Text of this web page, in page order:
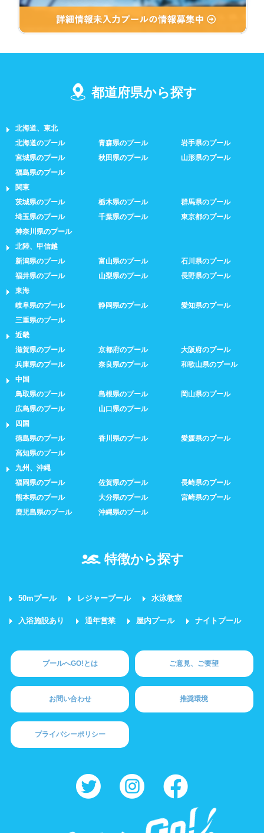
都道府県から探す
北海道、東北
北海道のプール
青森県のプール
岩手県のプール
宮城県のプール
秋田県のプール
山形県のプール
福島県のプール
関東
茨城県のプール
栃木県のプール
群馬県のプール
埼玉県のプール
千葉県のプール
東京都のプール
神奈川県のプール
北陸、甲信越
新潟県のプール
富山県のプール
石川県のプール
福井県のプール
山梨県のプール
長野県のプール
東海
岐阜県のプール
静岡県のプール
愛知県のプール
三重県のプール
近畿
滋賀県のプール
京都府のプール
大阪府のプール
兵庫県のプール
奈良県のプール
和歌山県のプール
中国
鳥取県のプール
島根県のプール
岡山県のプール
広島県のプール
山口県のプール
四国
徳島県のプール
香川県のプール
愛媛県のプール
高知県のプール
九州、沖縄
福岡県のプール
佐賀県のプール
長崎県のプール
熊本県のプール
大分県のプール
宮崎県のプール
鹿児島県のプール
沖縄県のプール
特徴から探す
50mプール レジャープール 水泳教室
入浴施設あり 通年営業 屋内プール ナイトプール
プールへGO!とは ご意見、ご要望
お問い合わせ 推奨環境
プライバシーポリシー